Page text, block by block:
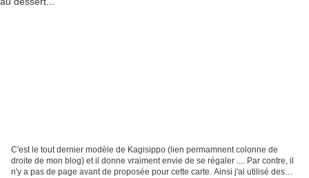
C'est le tout dernier modèle de Kagisippo (lien permamnent colonne de
droite de mon blog) et il donne vraiment envie de se régaler .... Par contre, il
n'y a pas de page avant de proposée pour cette carte. Ainsi j'ai utilisé des